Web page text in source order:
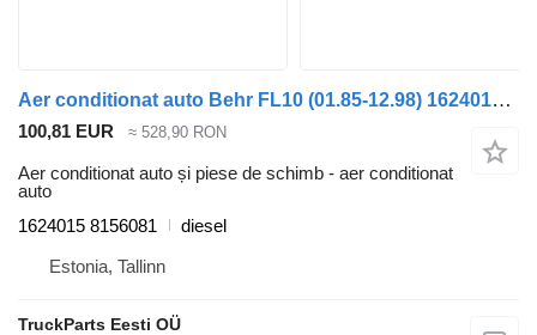
Aer conditionat auto Behr FL10 (01.85-12.98) 1624015 pentru camion Volvo FL, FL6, FL7, FL10, FL12, FS718 (1985-2005)
100,81 EUR ≈ 528,90 RON
Aer conditionat auto și piese de schimb - aer conditionat
auto
1624015 8156081
diesel
Estonia, Tallinn
TruckParts Eesti OÜ